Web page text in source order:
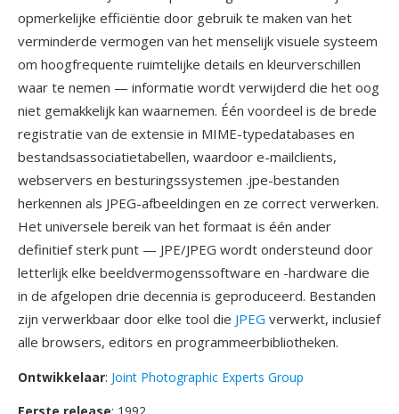
opmerkelijke efficiëntie door gebruik te maken van het
verminderde vermogen van het menselijk visuele systeem
om hoogfrequente ruimtelijke details en kleurverschillen
waar te nemen — informatie wordt verwijderd die het oog
niet gemakkelijk kan waarnemen. Één voordeel is de brede
registratie van de extensie in MIME-typedatabases en
bestandsassociatietabellen, waardoor e-mailclients,
webservers en besturingssystemen .jpe-bestanden
herkennen als JPEG-afbeeldingen en ze correct verwerken.
Het universele bereik van het formaat is één ander
definitief sterk punt — JPE/JPEG wordt ondersteund door
letterlijk elke beeldvermogenssoftware en -hardware die
in de afgelopen drie decennia is geproduceerd. Bestanden
zijn verwerkbaar door elke tool die JPEG verwerkt, inclusief
alle browsers, editors en programmeerbibliotheken.
Ontwikkelaar: Joint Photographic Experts Group